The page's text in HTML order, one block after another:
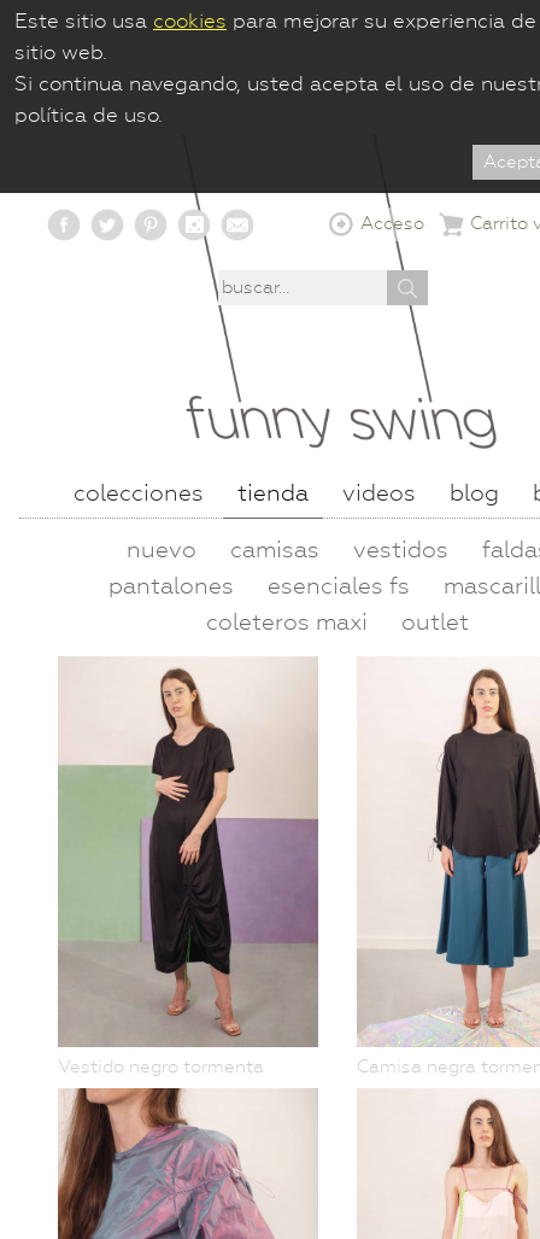
Este sitio usa cookies para mejorar su experiencia
sitio web.
Si continua navegando, usted acepta el uso de
política de uso.
Acceso Carrito
colecciones tienda videos blog
nuevo camisas vestidos
pantalones
esenciales fs
coleteros maxi
outlet
Vestido negro tormenta Camisa negra